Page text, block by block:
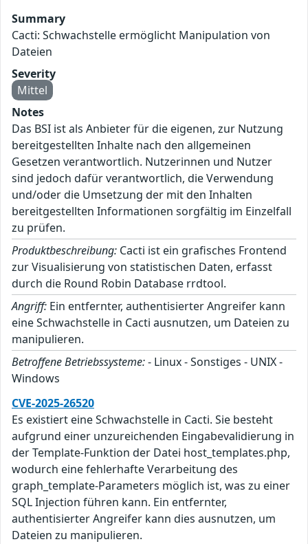
Summary
Cacti: Schwachstelle ermöglicht Manipulation von
Dateien
Severity
Mittel
Notes
Das BSI ist als Anbieter für die eigenen, zur Nutzung
bereitgestellten Inhalte nach den allgemeinen
Gesetzen verantwortlich. Nutzerinnen und Nutzer
sind jedoch dafür verantwortlich, die Verwendung
und/oder die Umsetzung der mit den Inhalten
bereitgestellten Informationen sorgfältig im Einzelfall
zu prüfen.
Produktbeschreibung: Cacti ist ein grafisches Frontend
zur Visualisierung von statistischen Daten, erfasst
durch die Round Robin Database rrdtool.
Angriff: Ein entfernter, authentisierter Angreifer kann
eine Schwachstelle in Cacti ausnutzen, um Dateien zu
manipulieren.
Betroffene Betriebssysteme:- Linux - Sonstiges - UNIX -
Windows
CVE-2025-26520
Es existiert eine Schwachstelle in Cacti. Sie besteht
aufgrund einer unzureichenden Eingabevalidierung in
der Template-Funktion der Datei host_templates.php,
wodurch eine fehlerhafte Verarbeitung des
graph_template-Parameters möglich ist, was zu einer
SQL Injection führen kann. Ein entfernter,
authentisierter Angreifer kann dies ausnutzen, um
Dateien zu manipulieren.